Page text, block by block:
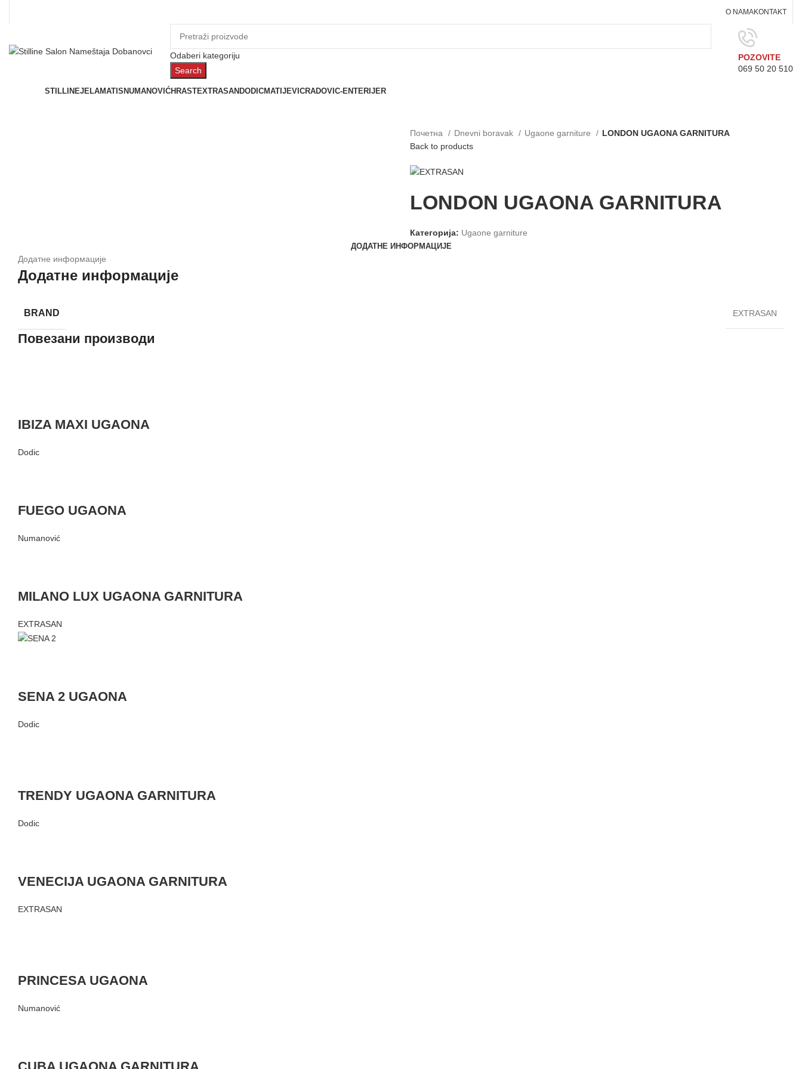
O NAMAKONTAKT
Odaberi kategoriju
Search
POZOVITE
069 50 20 510
STILLINEJELAMATISNUMANOVIĆHRASTEXTRASANDODICMATIJEVICRADOVIC-ENTERIJER
Почетна Dnevni boravak Ugaone garniture
LONDON UGAONA GARNITURA
Back to products
LONDON UGAONA GARNITURA
Категорија: Ugaone garniture
ДОДАТНЕ ИНФОРМАЦИЈЕ
Додатне информације
Додатне информације
BRAND EXTRASAN
Повезани производи
IBIZA MAXI UGAONA
Dodic
FUEGO UGAONA
Numanović
MILANO LUX UGAONA GARNITURA
EXTRASAN
SENA 2 UGAONA
Dodic
TRENDY UGAONA GARNITURA
Dodic
VENECIJA UGAONA GARNITURA
EXTRASAN
PRINCESA UGAONA
Numanović